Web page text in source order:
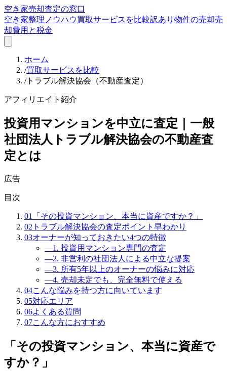
空き家売却査定の窓口
空き家整理ノウハウ買取サービスを比較訳あり物件の売却売
却費用と税金
ホーム
/買取サービスを比較
/トラブル解決協会（不動産査定）
アフィリエイト紹介
投資用マンションを中立に査定｜一般
社団法人トラブル解決協会の不動産査
定とは
広告
目次
01
「その投資マンション、本当に資産ですか？」
02 トラブル解決協会の査定ポイント早わかり
03オーナーが知っておきたい4つの特徴
―1. 投資用マンション専門の査定
―2. 非営利の社団法人による中立な提案
―3. 所有5年以上のオーナーの悩みに対応
―4. 売却未定でも、完全無料で使える
04こんな悩みを持つ方に向いています
05対応エリア
06よくある質問
07こんな方におすすめ
「その投資マンション、本当に資産で
すか？」